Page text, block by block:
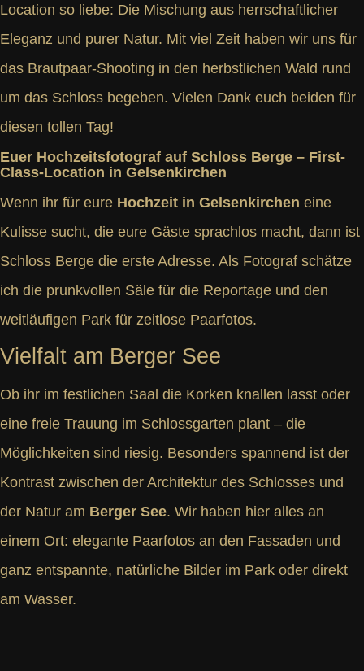
Location so liebe: Die Mischung aus herrschaftlicher
Eleganz und purer Natur. Mit viel Zeit haben wir uns für
das Brautpaar-Shooting in den herbstlichen Wald rund
um das Schloss begeben. Vielen Dank euch beiden für
diesen tollen Tag!
Euer Hochzeitsfotograf auf Schloss Berge – First-
Class-Location in Gelsenkirchen
Wenn ihr für eure Hochzeit in Gelsenkirchen eine
Kulisse sucht, die eure Gäste sprachlos macht, dann ist
Schloss Berge die erste Adresse. Als Fotograf schätze
ich die prunkvollen Säle für die Reportage und den
weitläufigen Park für zeitlose Paarfotos.
Vielfalt am Berger See
Ob ihr im festlichen Saal die Korken knallen lasst oder
eine freie Trauung im Schlossgarten plant – die
Möglichkeiten sind riesig. Besonders spannend ist der
Kontrast zwischen der Architektur des Schlosses und
der Natur am Berger See. Wir haben hier alles an
einem Ort: elegante Paarfotos an den Fassaden und
ganz entspannte, natürliche Bilder im Park oder direkt
am Wasser.